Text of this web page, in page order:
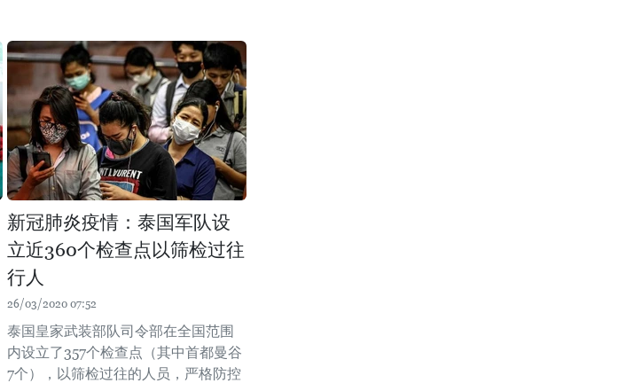
新冠肺炎疫情：泰国军队设
立近360个检查点以筛检过往
行人
26/03/2020 07:52
泰国皇家武装部队司令部在全国范围
内设立了357个检查点（其中首都曼谷
7个），以筛检过往的人员，严格防控